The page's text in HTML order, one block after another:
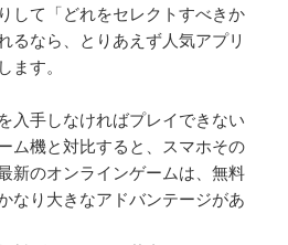
して「どれをセレクトすべきか
るなら、とりあえず人気アプリ
ます。
入手しなければプレイできない
ム機と対比すると、スマホその
新のオンラインゲームは、無料
なり大きなアドバンテージがあ